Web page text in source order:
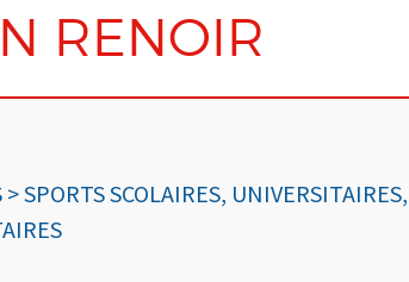
RENOIR
> SPORTS SCOLAIRES, UNIVERSITAIRES,